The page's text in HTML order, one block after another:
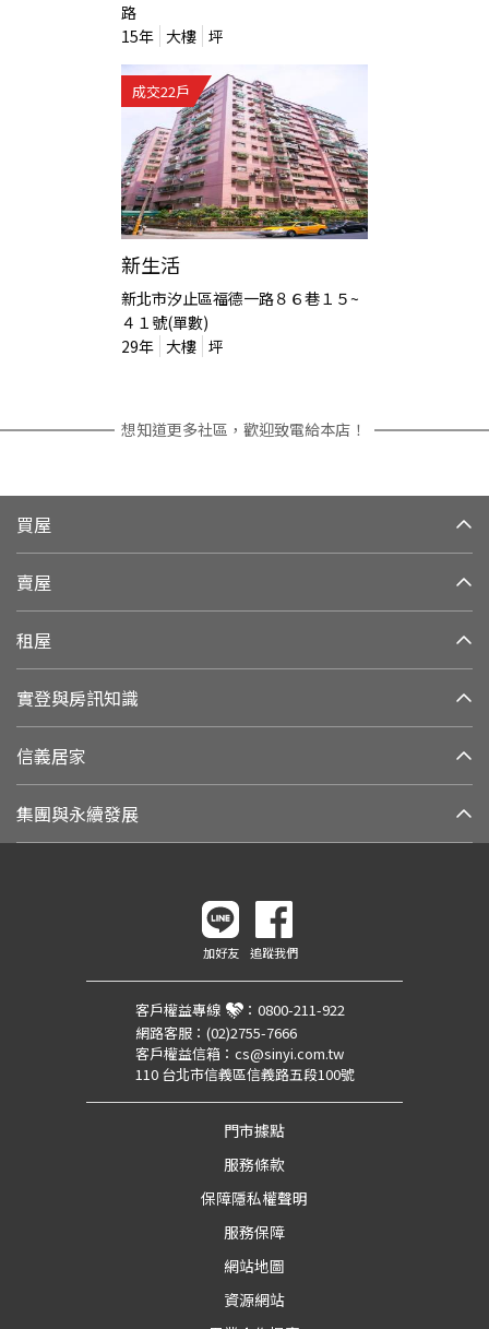
路
15年 大樓 坪
成交22戶
新生活
新北市汐止區福德一路８６巷１５~
４１號(單數)
29年 大樓 坪
想知道更多社區，歡迎致電給本店！
買屋
賣屋
租屋
實登與房訊知識
信義居家
集團與永續發展
加好友 追蹤我們
客戶權益專線 ： 0800-211-922
網路客服： (02)2755-7666
客戶權益信箱： cs@sinyi.com.tw
110 台北市信義區信義路五段100號
門市據點
服務條款
保障隱私權聲明
服務保障
網站地圖
資源網站